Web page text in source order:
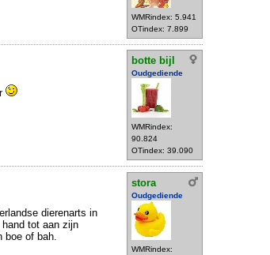
WMRindex: 5.941
OTindex: 7.899
botte bijl
Oudgediende
WMRindex:
90.824
OTindex: 39.090
stora
Oudgediende
WMRindex:
dierenarts in
tot aan zijn
of bah.